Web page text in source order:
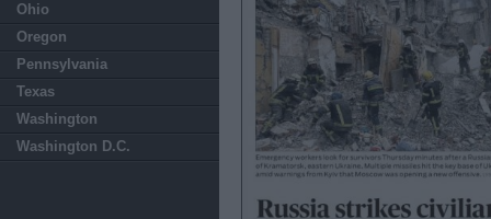
Ohio
Oregon
Pennsylvania
Texas
Washington
Washington D.C.